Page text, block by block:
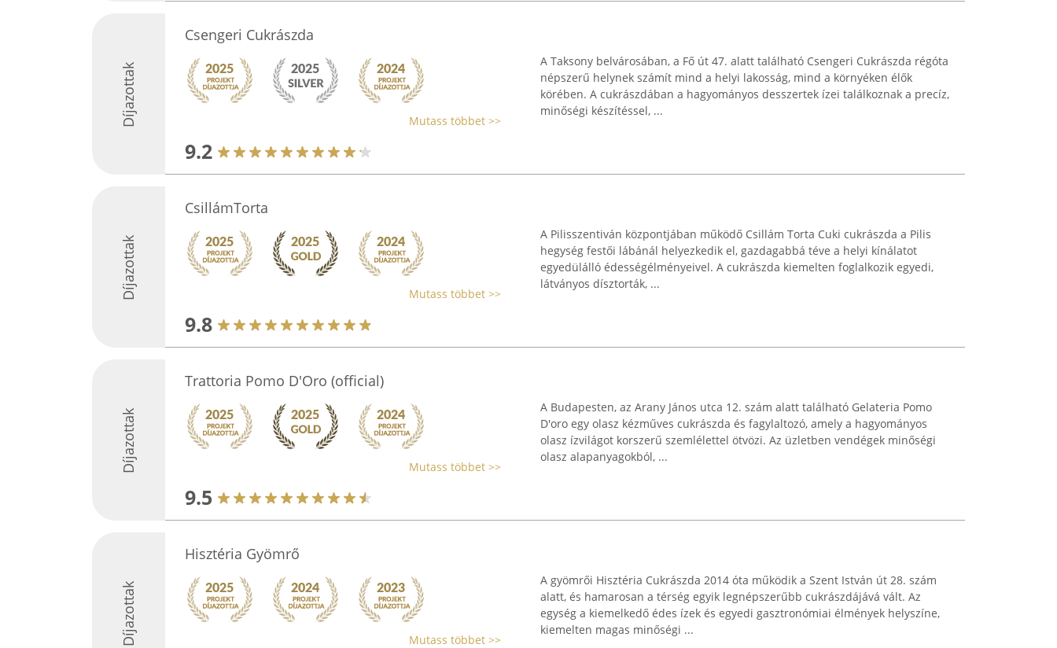
Díjazottak
Csengeri Cukrászda
Mutass többet >>
9.2
A Taksony belvárosában, a Fő út 47. alatt található Csengeri Cukrászda régóta
népszerű helynek számít mind a helyi lakosság, mind a környéken élők
körében. A cukrászdában a hagyományos desszertek ízei találkoznak a precíz,
minőségi készítéssel, ...
Díjazottak
CsillámTorta
Mutass többet >>
9.8
A Pilisszentiván központjában működő Csillám Torta Cuki cukrászda a Pilis
hegység festői lábánál helyezkedik el, gazdagabbá téve a helyi kínálatot
egyedülálló édességélményeivel. A cukrászda kiemelten foglalkozik egyedi,
látványos dísztorták, ...
Díjazottak
Trattoria Pomo D'Oro (official)
Mutass többet >>
9.5
A Budapesten, az Arany János utca 12. szám alatt található Gelateria Pomo
D'oro egy olasz kézműves cukrászda és fagylaltozó, amely a hagyományos
olasz ízvilágot korszerű szemlélettel ötvözi. Az üzletben vendégek minőségi
olasz alapanyagokból, ...
Díjazottak
Hisztéria Gyömrő
Mutass többet >>
A gyömrői Hisztéria Cukrászda 2014 óta működik a Szent István út 28. szám
alatt, és hamarosan a térség egyik legnépszerűbb cukrászdájává vált. Az
egység a kiemelkedő édes ízek és egyedi gasztronómiai élmények helyszíne,
kiemelten magas minőségi ...